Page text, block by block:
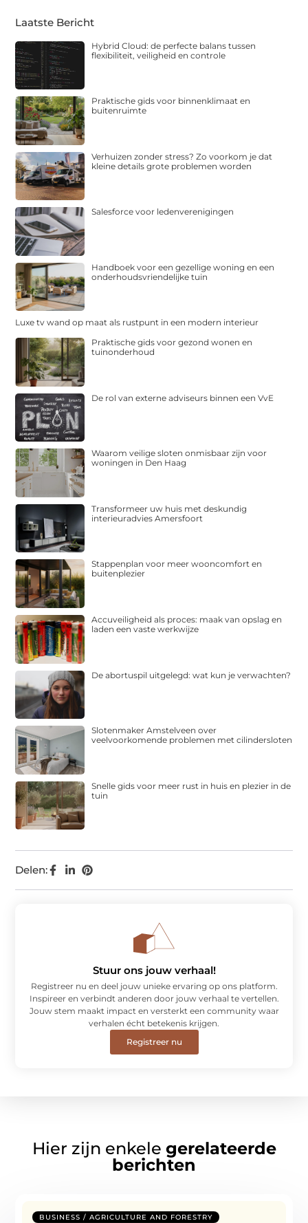
Delen:
Laatste Bericht
Hybrid Cloud: de perfecte balans tussen
flexibiliteit, veiligheid en controle
Praktische gids voor binnenklimaat en
buitenruimte
Verhuizen zonder stress? Zo voorkom je dat
kleine details grote problemen worden
Salesforce voor ledenverenigingen
Handboek voor een gezellige woning en een
onderhoudsvriendelijke tuin
Luxe tv wand op maat als rustpunt in een modern interieur
Praktische gids voor gezond wonen en
tuinonderhoud
De rol van externe adviseurs binnen een VvE
Waarom veilige sloten onmisbaar zijn voor
woningen in Den Haag
Transformeer uw huis met deskundig
interieuradvies Amersfoort
Stappenplan voor meer wooncomfort en
buitenplezier
Accuveiligheid als proces: maak van opslag en
laden een vaste werkwijze
De abortuspil uitgelegd: wat kun je verwachten?
Slotenmaker Amstelveen over
veelvoorkomende problemen met cilindersloten
Snelle gids voor meer rust in huis en plezier in de
tuin
Stuur ons jouw verhaal!
Registreer nu en deel jouw unieke ervaring op ons platform.
Inspireer en verbindt anderen door jouw verhaal te vertellen.
Jouw stem maakt impact en versterkt een community waar
verhalen écht betekenis krijgen.
Registreer nu
Hier zijn enkele gerelateerde
berichten
BUSINESS / AGRICULTURE AND FORESTRY